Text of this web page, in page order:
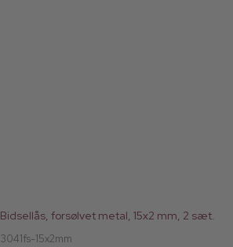
Bidsellås, forsølvet metal, 15x2 mm, 2 sæt.
3041fs-15x2mm